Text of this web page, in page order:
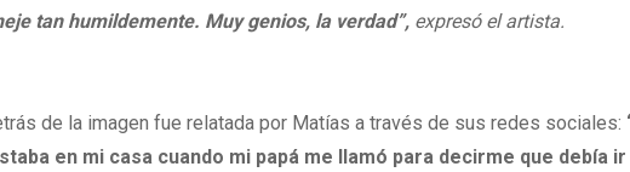
tan humildemente. Muy genios, la verdad”, expresó el artista.
de la imagen fue relatada por Matías a través de sus redes sociales:
en mi casa cuando mi papá me llamó para decirme que debía